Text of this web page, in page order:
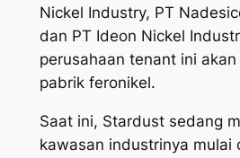
Nickel Industry, PT
dan PT Ideon Nickel
perusahaan tenant ini
pabrik feronikel.
Saat ini, Stardust sedang
kawasan industrinya mulai